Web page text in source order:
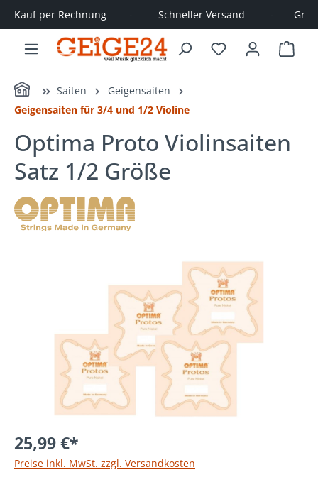
springen
Kauf per Rechnung        -         Schneller Versand         -
Home Saiten
Geigensaiten
Geigensaiten für 3/4 und 1/2 Violine
Optima Proto Violinsaiten
Satz 1/2 Größe
25,99 €*
Preise inkl. MwSt. zzgl. Versandkosten